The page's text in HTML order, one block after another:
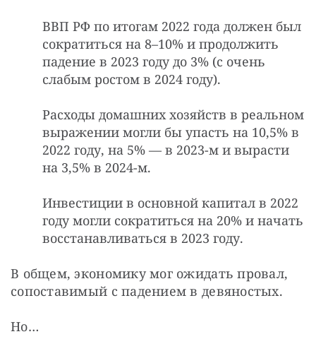
ВВП РФ по итогам 2022 года должен был
сократиться на 8–10% и продолжить
падение в 2023 году до 3% (с очень
слабым ростом в 2024 году).
Расходы домашних хозяйств в реальном
выражении могли бы упасть на 10,5% в
2022 году, на 5% — в 2023-м и вырасти
на 3,5% в 2024-м.
Инвестиции в основной капитал в 2022
году могли сократиться на 20% и начать
восстанавливаться в 2023 году.
В общем, экономику мог ожидать провал,
сопоставимый с падением в девяностых.
Но…